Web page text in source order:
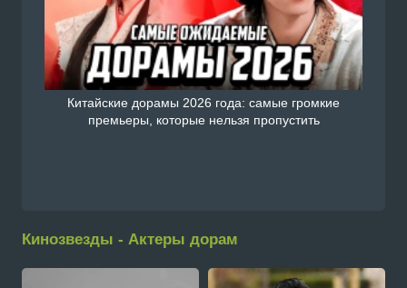
Китайские дорамы 2026 года: самые громкие
премьеры, которые нельзя пропустить
Кинозвезды - Актеры дорам